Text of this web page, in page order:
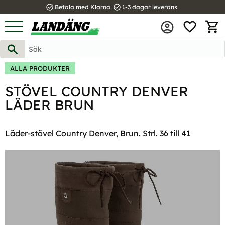
Meny
task_alt Betala med Klarna task_alt 1-3 dagar leverans
ALLA PRODUKTER
STÖVEL COUNTRY DENVER
LÄDER BRUN
Läder-stövel Country Denver, Brun. Strl. 36 till 41